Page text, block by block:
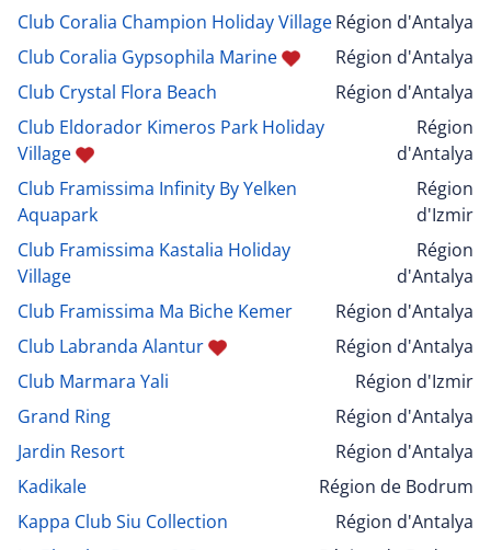
Club Coralia Champion Holiday VillageRégion d'Antalya
Club Coralia Gypsophila Marine
Région d'Antalya
Club Crystal Flora Beach
Région d'Antalya
Club Eldorador Kimeros Park Holiday
Village
Région
d'Antalya
Club Framissima Infinity By Yelken
Aquapark
Région
d'Izmir
Club Framissima Kastalia Holiday
Village
Région
d'Antalya
Club Framissima Ma Biche Kemer
Région d'Antalya
Club Labranda Alantur
Région d'Antalya
Club Marmara Yali
Région d'Izmir
Grand Ring
Région d'Antalya
Jardin Resort
Région d'Antalya
Kadikale
Région de Bodrum
Kappa Club Siu Collection
Région d'Antalya